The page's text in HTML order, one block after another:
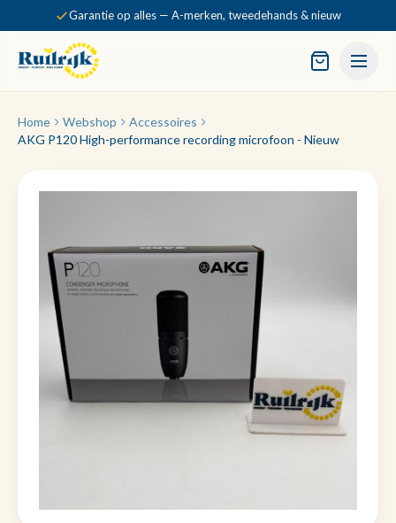
Garantie op alles — A-merken, tweedehands & nieuw
Home Webshop
Accessoires
AKG P120 High-performance recording microfoon - Nieuw